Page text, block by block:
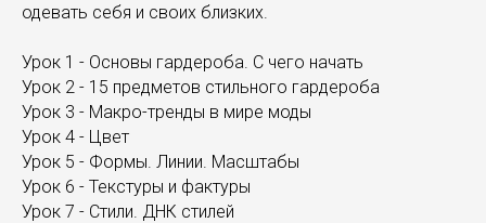
одевать себя и своих близких.
Урок 1 - Основы гардероба. С чего начать
Урок 2 - 15 предметов стильного гардероба
Урок 3 - Макро-тренды в мире моды
Урок 4 - Цвет
Урок 5 - Формы. Линии. Масштабы
Урок 6 - Текстуры и фактуры
Урок 7 - Стили. ДНК стилей